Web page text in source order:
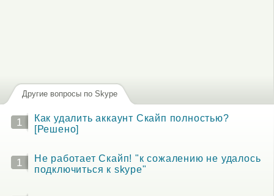
Другие вопросы по Skype
1
Как удалить аккаунт Скайп полностью?
[Решено]
1
Не работает Скайп! "к сожалению не удалось
подключиться к skype"